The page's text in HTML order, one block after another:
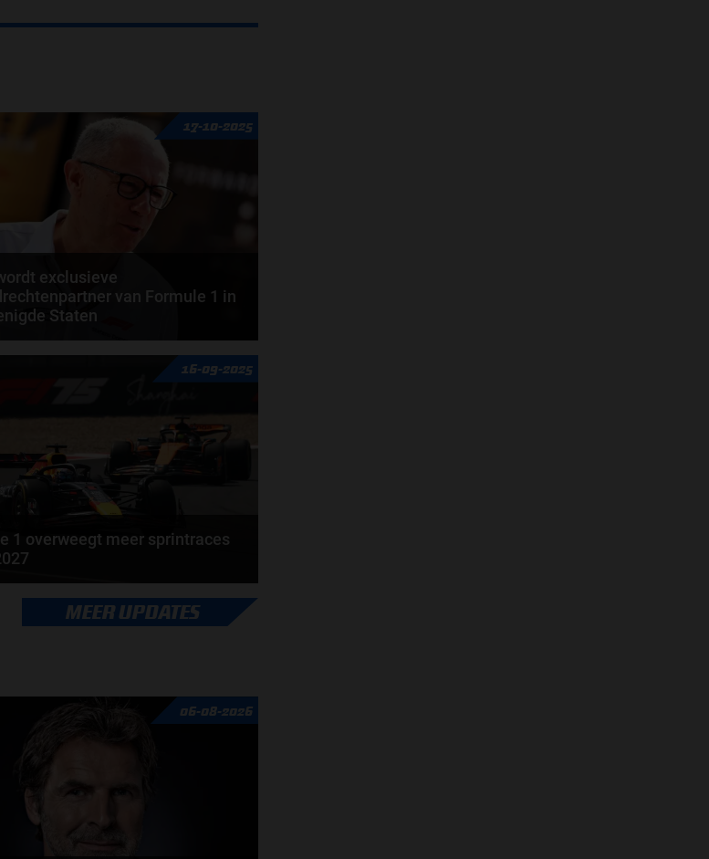
17-10-2025
exclusieve
van Formule 1 in
Staten
wordt Apple de exclusieve
van de Formule 1 in de16-09-2025
1 overweegt meer sprintraces
experimenteert de Formule 1 met
als extra spektakel in het Grand...
MEER UPDATES
06-08-2026